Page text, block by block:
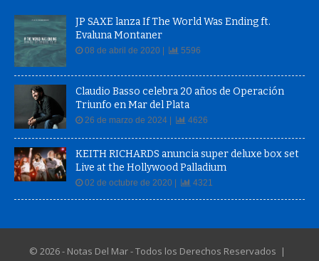
JP SAXE lanza If The World Was Ending ft.
Evaluna Montaner
08 de abril de 2020 | 5596
Claudio Basso celebra 20 años de Operación
Triunfo en Mar del Plata
26 de marzo de 2024 | 4626
KEITH RICHARDS anuncia super deluxe box set
Live at the Hollywood Palladium
02 de octubre de 2020 | 4321
© 2026 - Notas Del Mar - Todos los Derechos Reservados |